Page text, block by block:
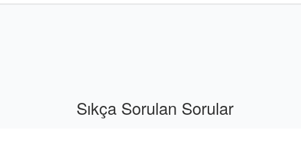
Sıkça Sorulan Sorular